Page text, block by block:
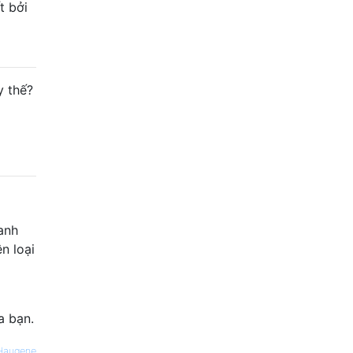
bởi
thế?
loại
bạn.